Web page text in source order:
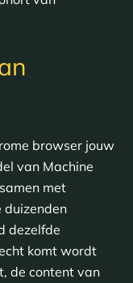
browser jouw
van Machine
met
duizenden
dezelfde
komt wordt
de content van